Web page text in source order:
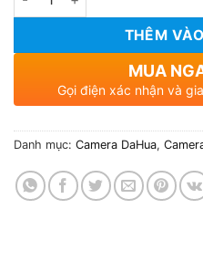
THÊM
MUA
Gọi điện xác nhận và
Danh mục: Camera DaHua,